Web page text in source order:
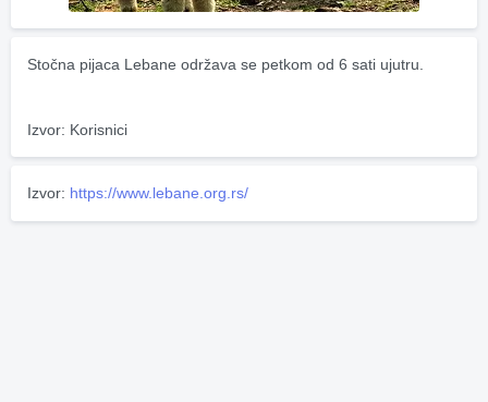
Stočna pijaca Lebane održava se petkom od 6 sati ujutru.
Izvor: Korisnici
Izvor: https://www.lebane.org.rs/